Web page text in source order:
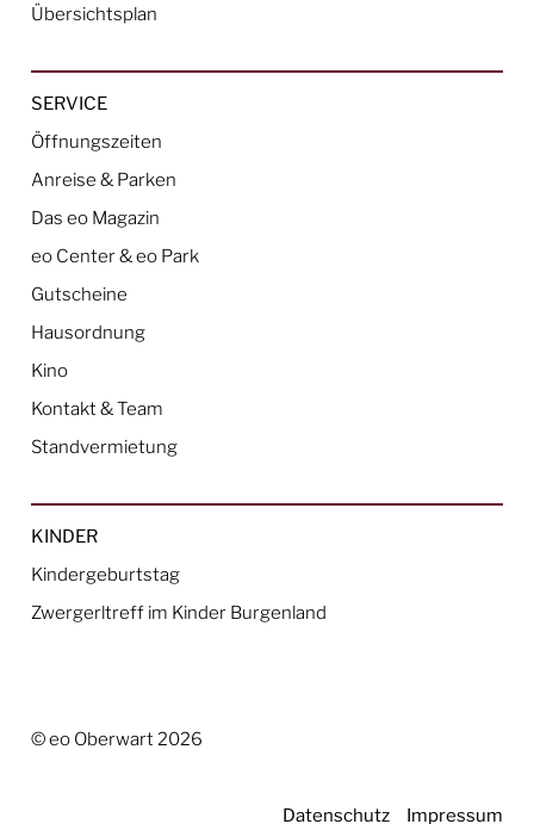
Übersichtsplan
SERVICE
Öffnungszeiten
Anreise & Parken
Das eo Magazin
eo Center & eo Park
Gutscheine
Hausordnung
Kino
Kontakt & Team
Standvermietung
KINDER
Kindergeburtstag
Zwergerltreff im Kinder Burgenland
© eo Oberwart 2026
Datenschutz Impressum